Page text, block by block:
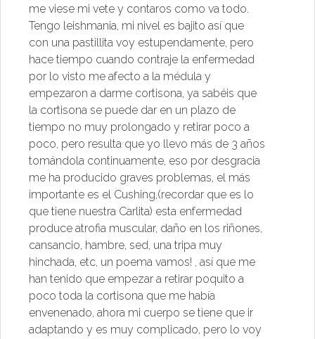
me viese mi vete y contaros como va todo.
Tengo leishmania, mi nivel es bajito así que
con una pastillita voy estupendamente, pero
hace tiempo cuando contraje la enfermedad
por lo visto me afecto a la médula y
empezaron a darme cortisona, ya sabéis que
la cortisona se puede dar en un plazo de
tiempo no muy prolongado y retirar poco a
poco, pero resulta que yo llevo más de 3 años
tomándola continuamente, eso por desgracia
me ha producido graves problemas, el más
importante es el Cushing,(recordar que es lo
que tiene nuestra Carlita) esta enfermedad
produce atrofia muscular, daño en los riñones,
cansancio, hambre, sed, una tripa muy
hinchada, etc, un poema vamos! , así que me
han tenido que empezar a retirar poquito a
poco toda la cortisona que me había
envenenado, ahora mi cuerpo se tiene que ir
adaptando y es muy complicado, pero lo voy